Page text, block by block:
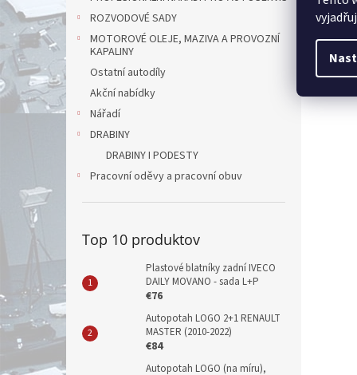
ROZVODOVÉ SADY
MOTOROVÉ OLEJE, MAZIVA A PROVOZNÍ
KAPALINY
Ostatní autodíly
Akční nabídky
Nářadí
DRABINY
DRABINY I PODESTY
Pracovní oděvy a pracovní obuv
Top 10 produktov
Plastové blatníky zadní IVECO
DAILY MOVANO - sada L+P
€76
Autopotah LOGO 2+1 RENAULT
MASTER (2010-2022)
€84
Autopotah LOGO (na míru),